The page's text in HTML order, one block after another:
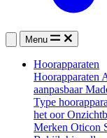
Menu
Hoorapparaten
Hoorapparaten
aanpasbaar
Type
het oor
Merken Oticon